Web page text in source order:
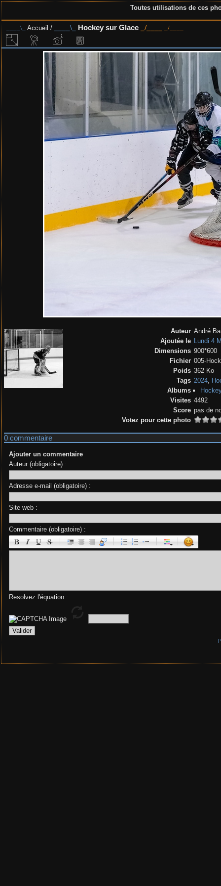
Toutes utilisations de ces
Accueil / Hockey sur Glace
Auteur André
Ajoutée le Lundi 4
Dimensions 900*600
Fichier 005-
Poids 362 Ko
Tags 2024,
Albums
Visites 4492
Score pas de
Votez pour cette photo
0 commentaire
Ajouter un commentaire
Auteur (obligatoire) :
Adresse e-mail (obligatoire) :
Site web :
Commentaire (obligatoire) :
Resolvez l'équation :